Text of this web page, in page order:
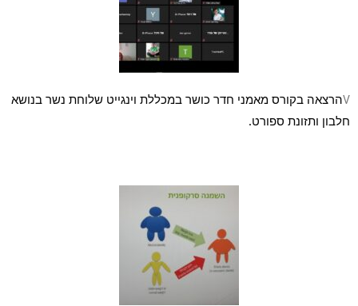
V
הרצאה בקורס מאמני חדר כושר במכללת וינגייט שלוחת נשר בנושא
חלבון ותזונת ספורט.